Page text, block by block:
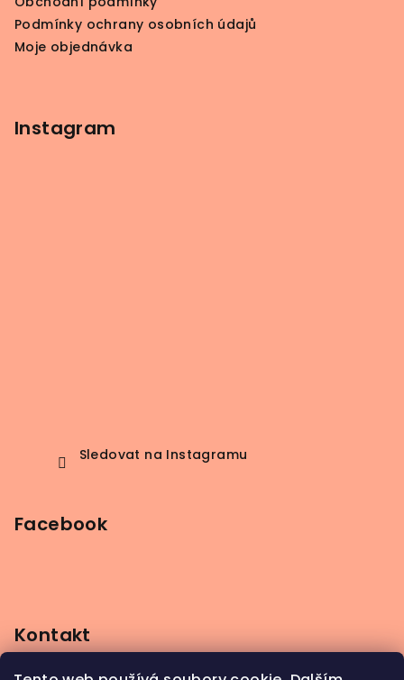
Podmínky ochrany osobních údajů
Moje objednávka
Instagram
Sledovat na Instagramu
Facebook
Kontakt